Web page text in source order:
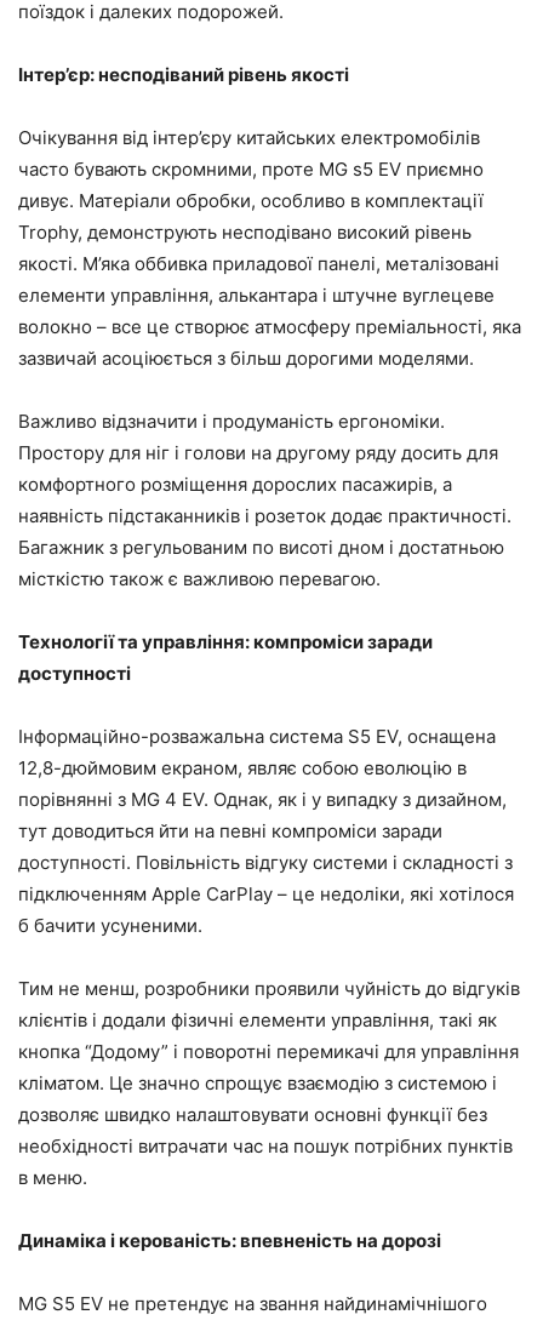
поїздок і далеких подорожей.
Інтер’єр: несподіваний рівень якості
Очікування від інтер’єру китайських електромобілів
часто бувають скромними, проте MG s5 EV приємно
дивує. Матеріали обробки, особливо в комплектації
Trophy, демонструють несподівано високий рівень
якості. М’яка оббивка приладової панелі, металізовані
елементи управління, алькантара і штучне вуглецеве
волокно – все це створює атмосферу преміальності, яка
зазвичай асоціюється з більш дорогими моделями.
Важливо відзначити і продуманість ергономіки.
Простору для ніг і голови на другому ряду досить для
комфортного розміщення дорослих пасажирів, а
наявність підстаканників і розеток додає практичності.
Багажник з регульованим по висоті дном і достатньою
місткістю також є важливою перевагою.
Технології та управління: компроміси заради
доступності
Інформаційно-розважальна система S5 EV, оснащена
12,8-дюймовим екраном, являє собою еволюцію в
порівнянні з MG 4 EV. Однак, як і у випадку з дизайном,
тут доводиться йти на певні компроміси заради
доступності. Повільність відгуку системи і складності з
підключенням Apple CarPlay – це недоліки, які хотілося
б бачити усуненими.
Тим не менш, розробники проявили чуйність до відгуків
клієнтів і додали фізичні елементи управління, такі як
кнопка “Додому” і поворотні перемикачі для управління
кліматом. Це значно спрощує взаємодію з системою і
дозволяє швидко налаштовувати основні функції без
необхідності витрачати час на пошук потрібних пунктів
в меню.
Динаміка і керованість: впевненість на дорозі
MG S5 EV не претендує на звання найдинамічнішого